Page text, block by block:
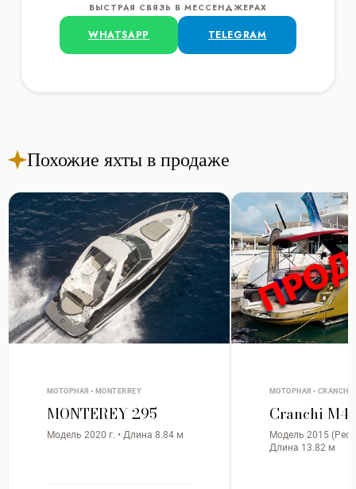
БЫСТРАЯ СВЯЗЬ В МЕССЕНДЖЕРАХ
WHATSAPP TELEGRAM
Похожие яхты в продаже
МОТОРНАЯ • MONTERREY
MONTEREY 295
Модель 2020 г. • Длина 8.84 м
МОТОРНАЯ • CRANCHI
Cranchi
Модель 2015
Длина 13.82 м